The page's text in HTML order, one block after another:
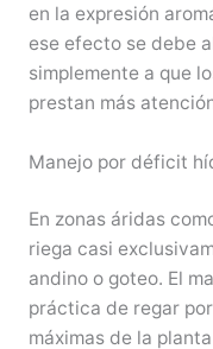
en la expresión
ese efecto se debe
simplemente a que
prestan más
Manejo por déficit
En zonas áridas
riega casi
andino o goteo. El
práctica de regar
máximas de la